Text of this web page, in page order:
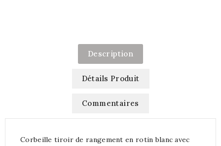
Description
Détails Produit
Commentaires
Corbeille tiroir de rangement en rotin blanc avec